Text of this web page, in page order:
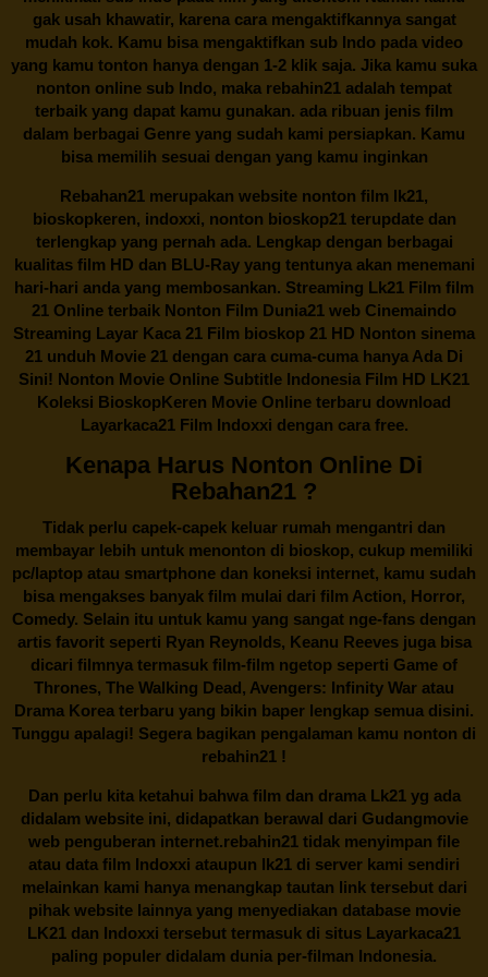
gak usah khawatir, karena cara mengaktifkannya sangat
mudah kok. Kamu bisa mengaktifkan sub Indo pada video
yang kamu tonton hanya dengan 1-2 klik saja. Jika kamu suka
nonton online sub Indo, maka rebahin21 adalah tempat
terbaik yang dapat kamu gunakan. ada ribuan jenis film
dalam berbagai Genre yang sudah kami persiapkan. Kamu
bisa memilih sesuai dengan yang kamu inginkan
Rebahan21 merupakan website nonton film lk21,
bioskopkeren, indoxxi, nonton bioskop21 terupdate dan
terlengkap yang pernah ada. Lengkap dengan berbagai
kualitas film HD dan BLU-Ray yang tentunya akan menemani
hari-hari anda yang membosankan. Streaming Lk21 Film film
21 Online terbaik Nonton Film Dunia21 web Cinemaindo
Streaming Layar Kaca 21 Film bioskop 21 HD Nonton sinema
21 unduh Movie 21 dengan cara cuma-cuma hanya Ada Di
Sini! Nonton Movie Online Subtitle Indonesia Film HD LK21
Koleksi BioskopKeren Movie Online terbaru download
Layarkaca21 Film Indoxxi dengan cara free.
Kenapa Harus Nonton Online Di
Rebahan21 ?
Tidak perlu capek-capek keluar rumah mengantri dan
membayar lebih untuk menonton di bioskop, cukup memiliki
pc/laptop atau smartphone dan koneksi internet, kamu sudah
bisa mengakses banyak film mulai dari film Action, Horror,
Comedy. Selain itu untuk kamu yang sangat nge-fans dengan
artis favorit seperti Ryan Reynolds, Keanu Reeves juga bisa
dicari filmnya termasuk film-film ngetop seperti Game of
Thrones, The Walking Dead, Avengers: Infinity War atau
Drama Korea terbaru yang bikin baper lengkap semua disini.
Tunggu apalagi! Segera bagikan pengalaman kamu nonton di
rebahin21 !
Dan perlu kita ketahui bahwa film dan dramaLk21yg ada
didalam website ini, didapatkan berawal dari Gudangmovie
web penguberan internet.rebahin21 tidak menyimpan file
atau data film Indoxxi ataupun lk21 di server kami sendiri
melainkan kami hanya menangkap tautan link tersebut dari
pihak website lainnya yang menyediakan database movie
LK21 dan Indoxxi tersebut termasuk di situs Layarkaca21
paling populer didalam dunia per-filman Indonesia.